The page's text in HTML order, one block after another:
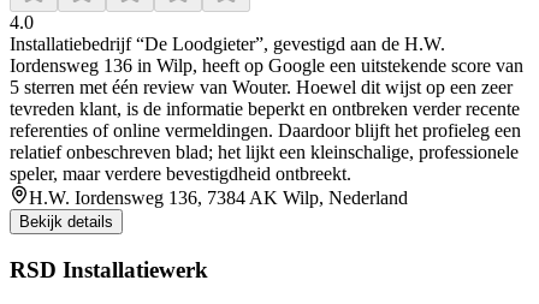
4.0
Installatiebedrijf “De Loodgieter”, gevestigd aan de H.W.
Iordensweg 136 in Wilp, heeft op Google een uitstekende score van
5 sterren met één review van Wouter. Hoewel dit wijst op een zeer
tevreden klant, is de informatie beperkt en ontbreken verder recente
referenties of online vermeldingen. Daardoor blijft het profieleg een
relatief onbeschreven blad; het lijkt een kleinschalige, professionele
speler, maar verdere bevestigdheid ontbreekt.
H.W. Iordensweg 136, 7384 AK Wilp, Nederland
Bekijk details
RSD Installatiewerk